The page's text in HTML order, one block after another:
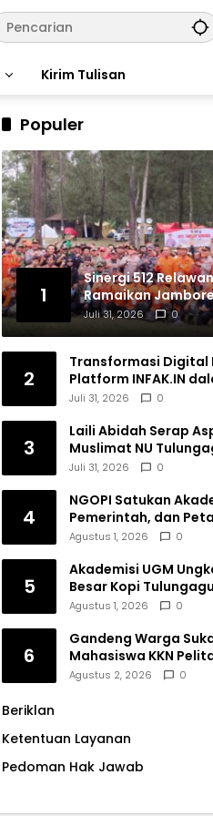
Kirim Tulisan
Populer
1
Sinergi 512
Ramaikan
Raya 2026
Juli 31, 2026 0
2
Transformasi Digital
Platform INFAK.IN
Meningkatkan
Juli 31, 2026 0
3
Laili Abidah Serap
Muslimat NU
Dorong Penguatan
Juli 31, 2026 0
4
NGOPI Satukan
Pemerintah, dan
Konservasi Hutan
Agustus 1, 2026 0
5
Akademisi UGM
Besar Kopi
Bersaing di Pasar
Agustus 1, 2026 0
6
Gandeng Warga
Mahasiswa KKN
Bersihkan Drainase
Agustus 2, 2026 0
Beriklan
Ketentuan Layanan
Pedoman Hak Jawab